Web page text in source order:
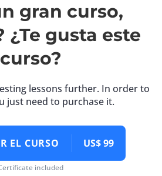
gran curso,
¿Te gusta este
curso?
lessons further. In order to
just need to purchase it.
EL CURSO US$ 99
included